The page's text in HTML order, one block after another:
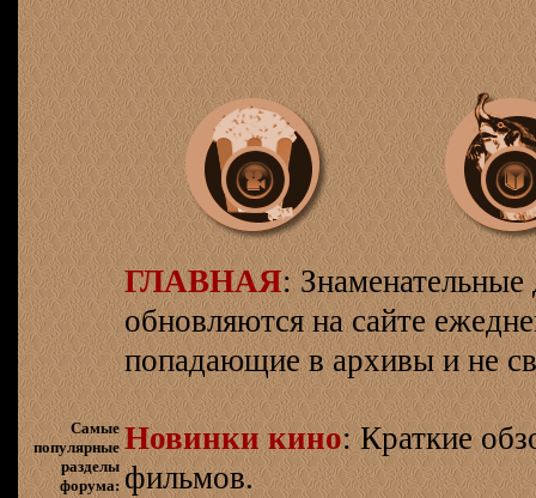
ГЛАВНАЯ:
обновляются на сайте
попадающие в архивы и не
Самые
популярные
разделы
форума:
Новинки кино: Краткие
фильмов.